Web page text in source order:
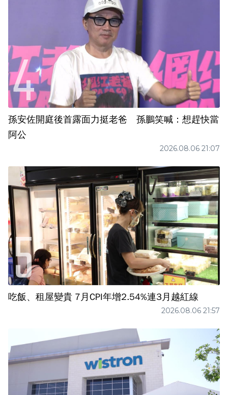
孫安佐開庭後首露面力挺老爸 孫鵬笑喊：想趕快當
阿公
2026.08.06 21:07
吃飯、租屋變貴 7月CPI年增2.54%連3月越紅線
2026.08.06 21:57